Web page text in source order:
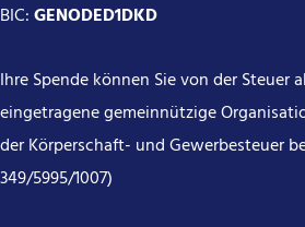
BIC:GENODED1DKD
Ihre Spende können Sie von der Steuer
eingetragene gemeinnützige
der Körperschaft- und Gewerbesteuer
349/5995/1007)